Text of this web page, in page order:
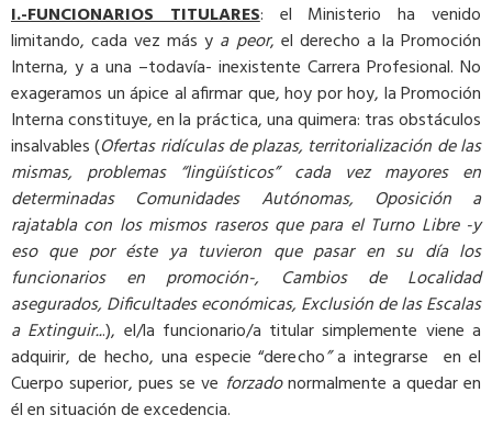
I.-FUNCIONARIOS TITULARES: el Ministerio ha venido
limitando, cada vez más y a peor, el derecho a la Promoción
Interna, y a una –todavía- inexistente Carrera Profesional. No
exageramos un ápice al afirmar que, hoy por hoy, la Promoción
Interna constituye, en la práctica, una quimera: tras obstáculos
insalvables (Ofertas ridículas de plazas, territorialización de las
mismas, problemas “lingüísticos” cada vez mayores en
determinadas Comunidades Autónomas, Oposición a
rajatabla con los mismos raseros que para el Turno Libre -y
eso que por éste ya tuvieron que pasar en su día los
funcionarios en promoción-, Cambios de Localidad
asegurados, Dificultades económicas, Exclusión de las Escalas
a Extinguir...), el/la funcionario/a titular simplemente viene a
adquirir, de hecho, una especie “derecho”a integrarse en el
Cuerpo superior, pues se ve forzadonormalmente a quedar en
él en situación de excedencia.